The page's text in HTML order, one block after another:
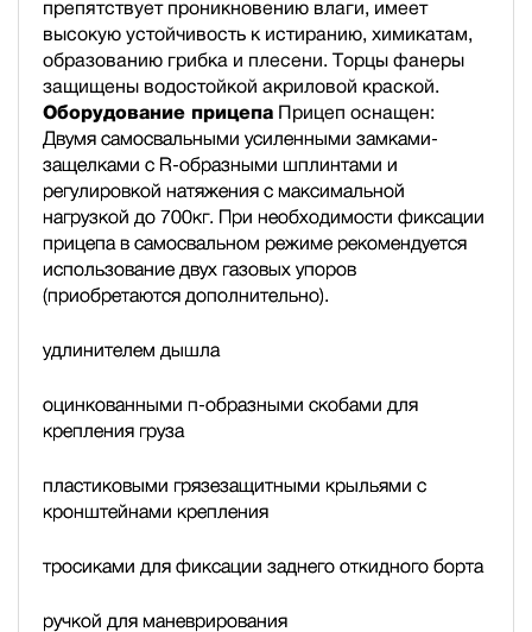
препятствует проникновению влаги, имеет
высокую устойчивость к истиранию, химикатам,
образованию грибка и плесени. Торцы фанеры
защищены водостойкой акриловой краской.
Оборудование прицепа Прицеп оснащен:
Двумя самосвальными усиленными замками-
защелками с R-образными шплинтами и
регулировкой натяжения с максимальной
нагрузкой до 700кг. При необходимости фиксации
прицепа в самосвальном режиме рекомендуется
использование двух газовых упоров
(приобретаются дополнительно).
удлинителем дышла
оцинкованными п-образными скобами для
крепления груза
пластиковыми грязезащитными крыльями с
кронштейнами крепления
тросиками для фиксации заднего откидного борта
ручкой для маневрирования